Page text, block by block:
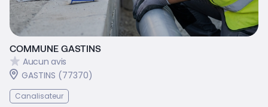
COMMUNE GASTINS
Aucun avis
GASTINS (77370)
Canalisateur